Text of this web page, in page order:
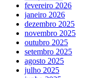
fevereiro 2026
janeiro 2026
dezembro 2025
novembro 2025
outubro 2025
setembro 2025
agosto 2025
julho 2025